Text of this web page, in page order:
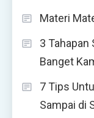
Materi
3 Tahapan
Banget
7 Tips
Sampai di